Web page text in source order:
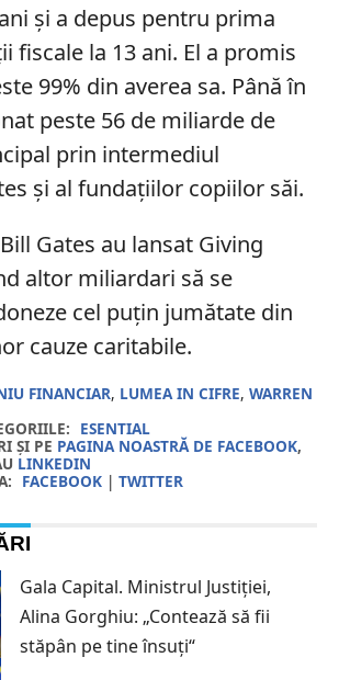
și a depus pentru prima
fiscale la 13 ani. El a promis
99% din averea sa. Până în
peste 56 de miliarde de
prin intermediul
și al fundațiilor copiilor săi.
Gates au lansat Giving
altor miliardari să se
cel puțin jumătate din
cauze caritabile.
FINANCIAR, LUMEA IN CIFRE, WARREN
ESENTIAL
ȘI PE PAGINA NOASTRĂ DE FACEBOOK,
LINKEDIN
FACEBOOK| TWITTER
Gala Capital. Ministrul Justiției,
Alina Gorghiu: „Contează să fii
stăpân pe tine însuți“